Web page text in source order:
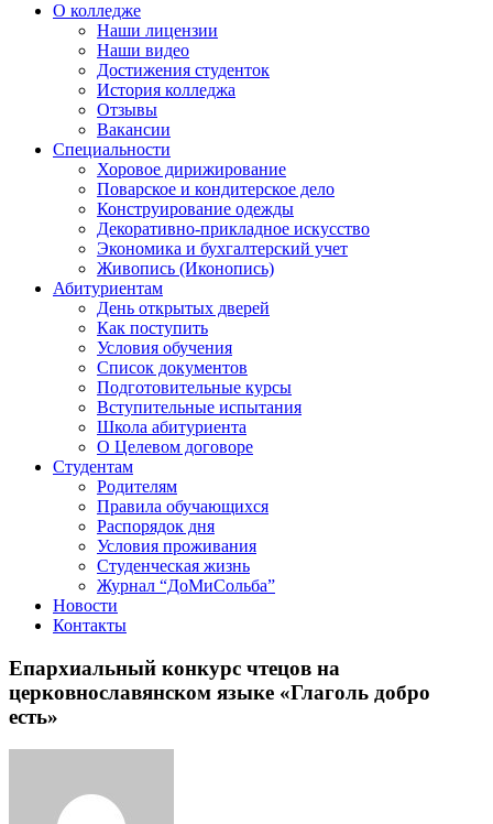
О колледже
Наши лицензии
Наши видео
Достижения студенток
История колледжа
Отзывы
Вакансии
Специальности
Хоровое дирижирование
Поварское и кондитерское дело
Конструирование одежды
Декоративно-прикладное искусство
Экономика и бухгалтерский учет​
Живопись (Иконопись)
Абитуриентам
День открытых дверей
Как поступить
Условия обучения
Список документов
Подготовительные курсы
Вступительные испытания
Школа абитуриента
О Целевом договоре
Студентам
Родителям
Правила обучающихся
Распорядок дня
Условия проживания
Студенческая жизнь
Журнал “ДоМиСольба”
Новости
Контакты
Епархиальный конкурс чтецов на
церковнославянском языке «Глаголь добро
есть»